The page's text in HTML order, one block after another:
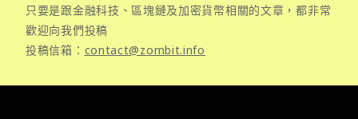
只要是跟金融科技、區塊鏈及加密貨幣相關的文章，都非常
歡迎向我們投稿
投稿信箱： contact@zombit.info